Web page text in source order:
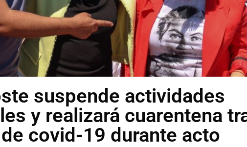
suspende actividades
y realizará cuarentena
covid-19 durante acto